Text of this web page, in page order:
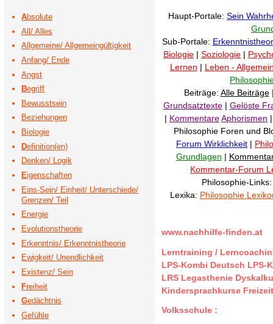
Absolute
All/ Alles
Allgemeine/ Allgemeingültigkeit
Anfang/ Ende
Angst
Begriff
Bewusstsein
Beziehungen
Biologie
Definition(en)
Denken/ Logik
Eigenschaften
Eins-Sein/ Einheit/ Unterschiede/
Grenzen/ Teil
Energie
Evolutionstheorie
Erkenntnis/ Erkenntnistheorie
Ewigkeit/ Unendlichkeit
Existenz/ Sein
Freiheit
Gedächtnis
Gefühle
Haupt-Portale: Sein
Sub-Portale:
Biologie | Soziologie |
Lernen | Leben -
Beiträge: Alle Beiträge
Grundsatztexte| Gelöste
| KommentareAphorismen
Philosophie Foren und
Forum Wirklichkeit |
Grundlagen |
Kommentar-Forum
Philosophie-
Lexika: Philosophie
www.nachhilfe-finden.at
Lerntraining /
LPS-Kombi Deutsch LPS-
LRS Legasthenie
Kindersprachkurse
Volksschule :